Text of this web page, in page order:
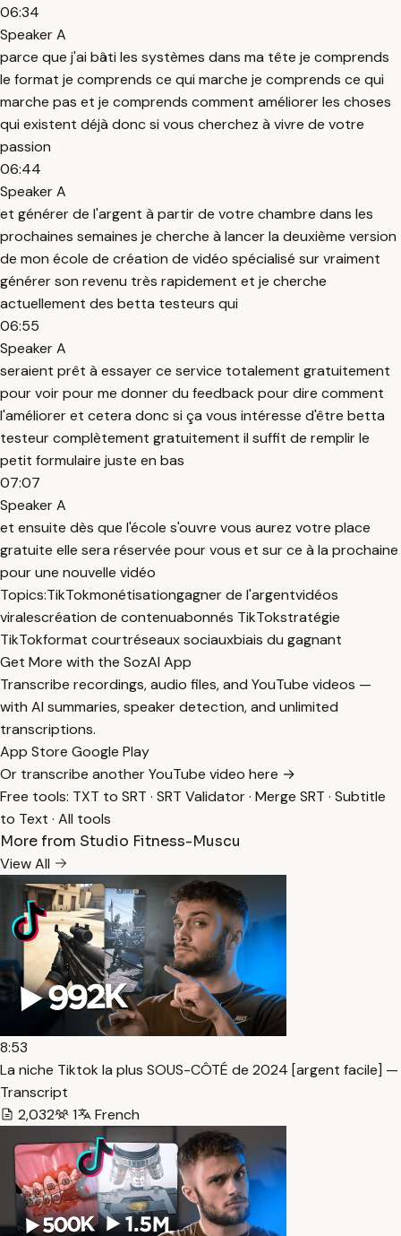
06:34
Speaker A
parce que j'ai bâti les systèmes dans ma tête je comprends
le format je comprends ce qui marche je comprends ce qui
marche pas et je comprends comment améliorer les choses
qui existent déjà donc si vous cherchez à vivre de votre
passion
06:44
Speaker A
et générer de l'argent à partir de votre chambre dans les
prochaines semaines je cherche à lancer la deuxième version
de mon école de création de vidéo spécialisé sur vraiment
générer son revenu très rapidement et je cherche
actuellement des betta testeurs qui
06:55
Speaker A
seraient prêt à essayer ce service totalement gratuitement
pour voir pour me donner du feedback pour dire comment
l'améliorer et cetera donc si ça vous intéresse d'être betta
testeur complètement gratuitement il suffit de remplir le
petit formulaire juste en bas
07:07
Speaker A
et ensuite dès que l'école s'ouvre vous aurez votre place
gratuite elle sera réservée pour vous et sur ce à la prochaine
pour une nouvelle vidéo
Topics:TikTokmonétisationgagner de l'argentvidéos
viralescréation de contenuabonnés TikTokstratégie
TikTokformat courtréseaux sociauxbiais du gagnant
Get More with the SozAI App
Transcribe recordings, audio files, and YouTube videos —
with AI summaries, speaker detection, and unlimited
transcriptions.
App Store Google Play
Or transcribe another YouTube video here →
Free tools: TXT to SRT · SRT Validator· Merge SRT · Subtitle
to Text · All tools
More from Studio Fitness-Muscu
View All
8:53
La niche Tiktok la plus SOUS-CÔTÉ de 2024 [argent facile] —
Transcript
2,032
1 French